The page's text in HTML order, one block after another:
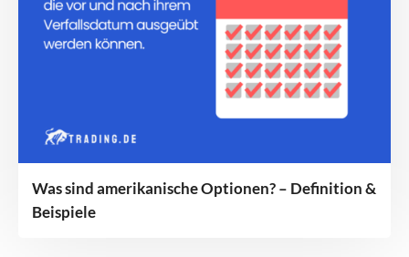
Was sind amerikanische Optionen? – Definition &
Beispiele